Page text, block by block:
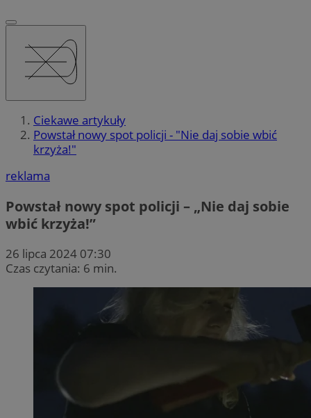
Ciekawe artykuły
Powstał nowy spot policji - "Nie daj sobie wbić
krzyża!"
reklama
Powstał nowy spot policji – „Nie daj sobie
wbić krzyża!”
26 lipca 2024 07:30
Czas czytania: 6 min.